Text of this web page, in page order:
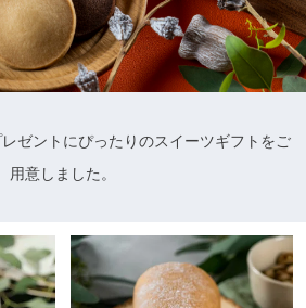
ゼントにぴったりのスイーツギフトをご
用意しました。